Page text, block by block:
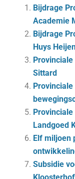
Bijdrage
Academie
Bijdrage
Huys
Sittard
Landgoed
Elf miljoen
Subsidie